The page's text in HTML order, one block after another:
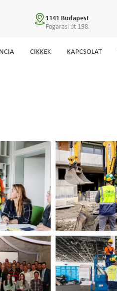
1141 Budapest
Fogarasi út 198.
CIKKEK KAPCSOLAT